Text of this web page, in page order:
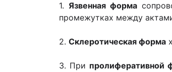
1. Язвенная форма
промежутках между
2. Склеротическая форма
3. При пролиферативной